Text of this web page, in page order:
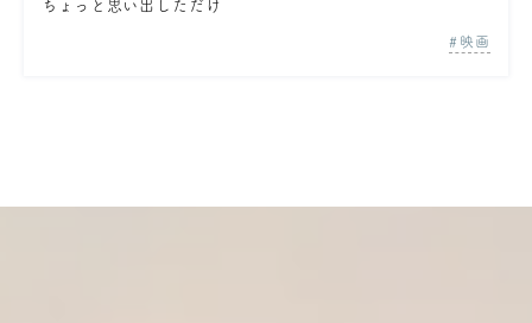
ちょっと思い出しただけ
映画